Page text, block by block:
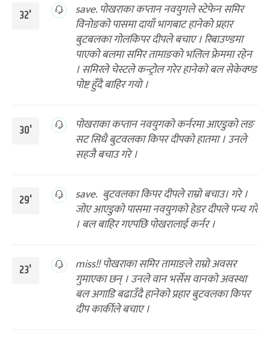
32'
save. पोखराका कप्तान नवयुगले स्टेफेन समिर
विनोङको पासमा दायाँ भागबाट हानेको प्रहार
बुटबलका गोलकिपर दीपले बचाए । रिबाउण्डमा
पाएको बलमा समिर तामाङको भलिल फ्रेममा रहेन
। समिरले चेस्टले कन्ट्रोल गरेर हानेको बल सेकेक्ण्ड
पोष्ट हुँदै बाहिर गयो ।
30'
पोखराका कप्तान नवयुगको कर्नरमा आएडुको लङ
सट सिधै बुटवलका किपर दीपको हातमा । उनले
सहजै बचाउ गरे ।
29'
save. बुटवलका किपर दीपले राम्रो बचाउ। गरे ।
जोए आएडुको पासमा नवयुगको हेडर दीपले पन्च गरे
। बल बाहिर गएपछि पोखरालाई कर्नर ।
23'
miss!! पोखराका समिर तामाङले राम्रो अवसर
गुमाएका छन् । उनले वान भर्सेस वानको अवस्था
बल अगाडि बढाउँदै हानेको प्रहार बुटवलका किपर
दीप कार्कीले बचाए ।